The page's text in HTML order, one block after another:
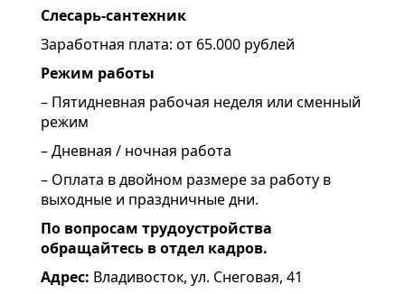
Слесарь-сантехник
Заработная плата: от 65.000 рублей
Режим работы
– Пятидневная рабочая неделя или сменный
режим
– Дневная / ночная работа
– Оплата в двойном размере за работу в
выходные и праздничные дни.
По вопросам трудоустройства
обращайтесь в отдел кадров.
Адрес: Владивосток, ул. Снеговая, 41